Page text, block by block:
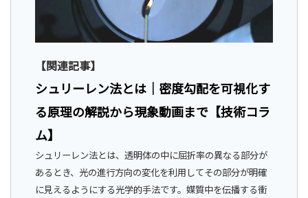
【関連記事】
シュリーレン法とは｜密度勾配を可視化す
る原理の解説から現象動画まで【技術コラ
ム】
シュリーレン法とは、透明体の中に屈折率の異なる部分が
あるとき、光の進行方向の変化を利用してその部分が明確
に見えるようにする光学的手法です。媒質中を伝播する衝